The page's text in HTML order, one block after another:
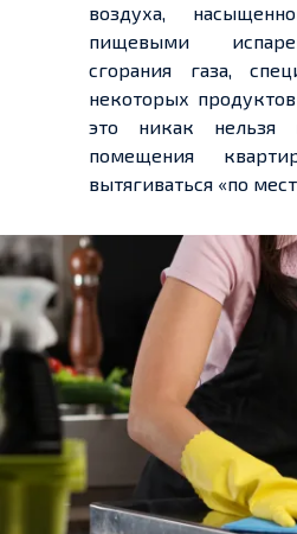
воздуха,
пищевыми
сгорания газа,
некоторых
это никак нельзя
помещения
вытягиваться «по